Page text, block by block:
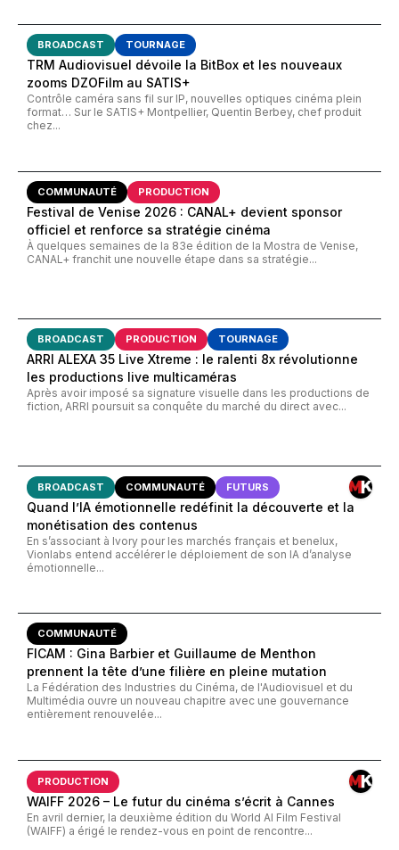
BROADCAST TOURNAGE
TRM Audiovisuel dévoile la BitBox et les nouveaux
zooms DZOFilm au SATIS+
Contrôle caméra sans fil sur IP, nouvelles optiques cinéma plein
format… Sur le SATIS+ Montpellier, Quentin Berbey, chef produit
chez...
COMMUNAUTÉ PRODUCTION
Festival de Venise 2026 : CANAL+ devient sponsor
officiel et renforce sa stratégie cinéma
À quelques semaines de la 83e édition de la Mostra de Venise,
CANAL+ franchit une nouvelle étape dans sa stratégie...
BROADCAST PRODUCTION TOURNAGE
ARRI ALEXA 35 Live Xtreme : le ralenti 8x révolutionne
les productions live multicaméras
Après avoir imposé sa signature visuelle dans les productions de
fiction, ARRI poursuit sa conquête du marché du direct avec...
BROADCAST COMMUNAUTÉ FUTURS
Quand l’IA émotionnelle redéfinit la découverte et la
monétisation des contenus
En s’associant à Ivory pour les marchés français et benelux,
Vionlabs entend accélérer le déploiement de son IA d’analyse
émotionnelle...
COMMUNAUTÉ
FICAM : Gina Barbier et Guillaume de Menthon
prennent la tête d’une filière en pleine mutation
La Fédération des Industries du Cinéma, de l'Audiovisuel et du
Multimédia ouvre un nouveau chapitre avec une gouvernance
entièrement renouvelée...
PRODUCTION
WAIFF 2026 – Le futur du cinéma s’écrit à Cannes
En avril dernier, la deuxième édition du World AI Film Festival
(WAIFF) a érigé le rendez-vous en point de rencontre...